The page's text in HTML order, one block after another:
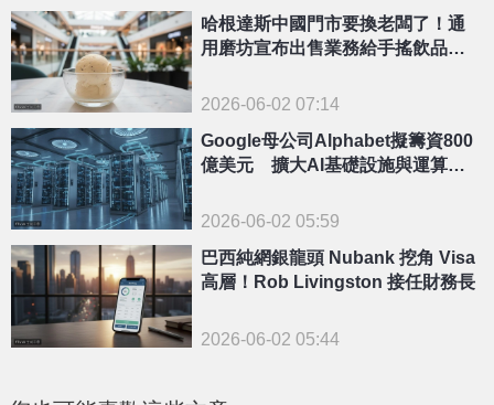
哈根達斯中國門市要換老闆了！通
用磨坊宣布出售業務給手搖飲品牌
2026-06-02 07:14
Google母公司Alphabet擬籌資800
億美元 擴大AI基礎設施與運算能
2026-06-02 05:59
巴西純網銀龍頭 Nubank 挖角 Visa
高層！Rob Livingston 接任財務長
2026-06-02 05:44